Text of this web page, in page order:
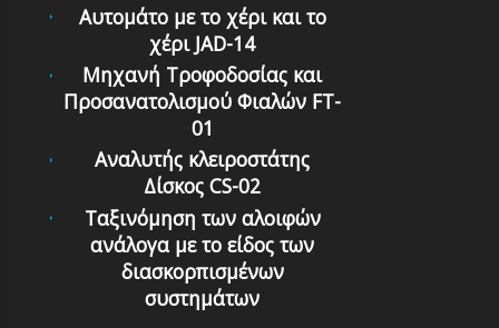
Αυτομάτο με το χέρι και το
χέρι JAD-14
Μηχανή Τροφοδοσίας και
Προσανατολισμού Φιαλών FT-
01
Αναλυτής κλειροστάτης
Δίσκος CS-02
Ταξινόμηση των αλοιφών
ανάλογα με το είδος των
διασκορπισμένων
συστημάτων